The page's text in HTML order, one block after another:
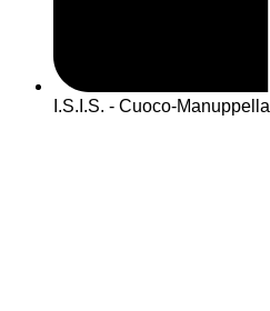
I.S.I.S. - Cuoco-Manuppella